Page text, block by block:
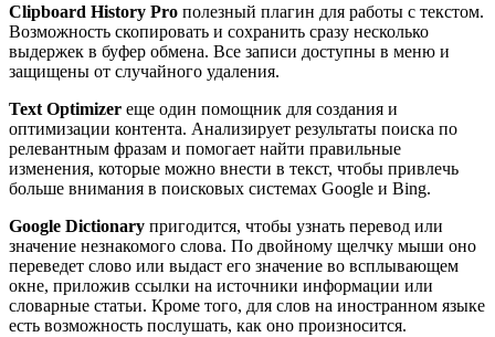
Clipboard History Pro полезный плагин для работы с текстом.
Возможность скопировать и сохранить сразу несколько
выдержек в буфер обмена. Все записи доступны в меню и
защищены от случайного удаления.
Text Optimizer еще один помощник для создания и
оптимизации контента. Анализирует результаты поиска по
релевантным фразам и помогает найти правильные
изменения, которые можно внести в текст, чтобы привлечь
больше внимания в поисковых системах Google и Bing.
Google Dictionary пригодится, чтобы узнать перевод или
значение незнакомого слова. По двойному щелчку мыши оно
переведет слово или выдаст его значение во всплывающем
окне, приложив ссылки на источники информации или
словарные статьи. Кроме того, для слов на иностранном языке
есть возможность послушать, как оно произносится.